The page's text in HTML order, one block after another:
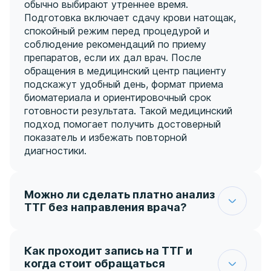
обычно выбирают утреннее время.
Подготовка включает сдачу крови натощак,
спокойный режим перед процедурой и
соблюдение рекомендаций по приему
препаратов, если их дал врач. После
обращения в медицинский центр пациенту
подскажут удобный день, формат приема
биоматериала и ориентировочный срок
готовности результата. Такой медицинский
подход помогает получить достоверный
показатель и избежать повторной
диагностики.
Можно ли сделать платно анализ
ТТГ без направления врача?
инициативе, если хочет проверить функцию
щитовидной железы. Но важно понимать, что
Как проходит запись на ТТГ и
когда стоит обращаться